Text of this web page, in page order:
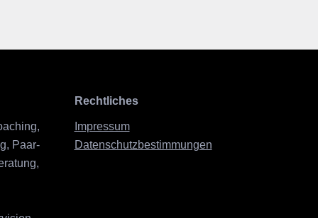
Paar-
Rechtliches
Impressum
Datenschutzbestimmungen